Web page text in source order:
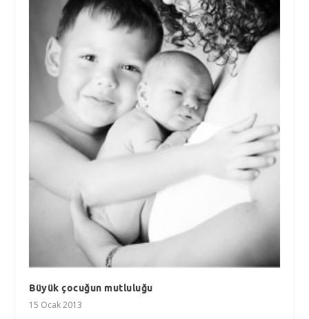
Büyük çocuğun mutluluğu
15 Ocak 2013